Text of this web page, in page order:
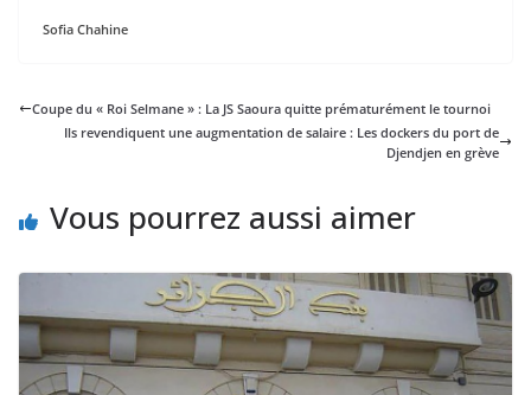
Sofia Chahine
Coupe du « Roi Selmane » : La JS Saoura quitte prématurément le tournoi
Ils revendiquent une augmentation de salaire : Les dockers du port de
Djendjen en grève
Vous pourrez aussi aimer